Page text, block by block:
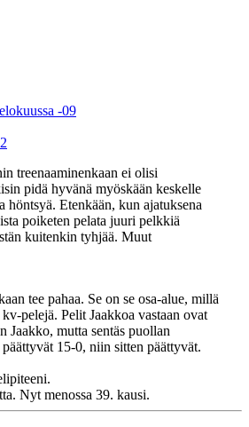
-09
treenaaminenkaan ei olisi
pidä hyvänä myöskään keskelle
höntsyä. Etenkään, kun ajatuksena
poiketen pelata juuri pelkkiä
kuitenkin tyhjää. Muut
tee pahaa. Se on se osa-alue, millä
pelejä. Pelit Jaakkoa vastaan ovat
Jaakko, mutta sentäs puollan
15-0, niin sitten päättyvät.
Nyt menossa 39. kausi.